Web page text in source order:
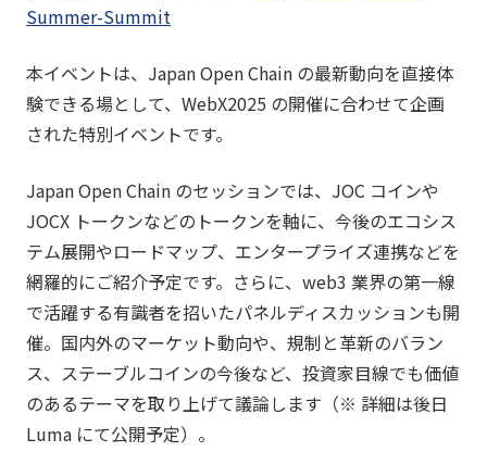
Summer-Summit
本イベントは、Japan Open Chain の最新動向を直接体
験できる場として、WebX2025 の開催に合わせて企画
された特別イベントです。
Japan Open Chain のセッションでは、JOC コインや
JOCX トークンなどのトークンを軸に、今後のエコシス
テム展開やロードマップ、エンタープライズ連携などを
網羅的にご紹介予定です。さらに、web3 業界の第一線
で活躍する有識者を招いたパネルディスカッションも開
催。国内外のマーケット動向や、規制と革新のバラン
ス、ステーブルコインの今後など、投資家目線でも価値
のあるテーマを取り上げて議論します（※ 詳細は後日
Luma にて公開予定）。